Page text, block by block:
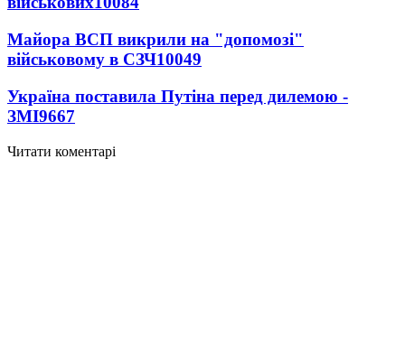
Майора ВСП викрили на "допомозі"
військовому в СЗЧ10049
Україна поставила Путіна перед дилемою -
ЗМІ9667
Читати коментарі